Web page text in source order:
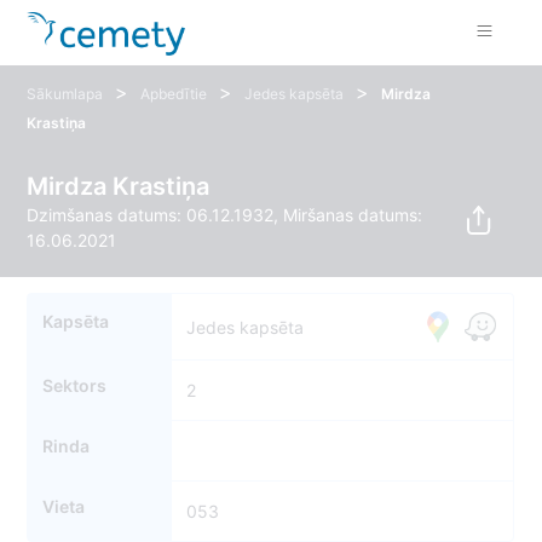
Sākumlapa > Apbedītie > Jedes kapsēta >
Mirdza
Krastiņa
Mirdza Krastiņa
Dzimšanas datums: 06.12.1932, Miršanas datums:
16.06.2021
Kapsēta Jedes kapsēta
Sektors 2
Rinda
Vieta 053